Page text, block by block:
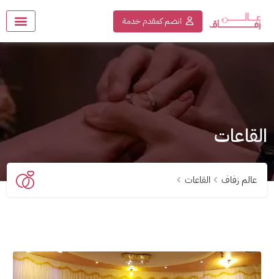
انضم كمقدم خدمة
القاعات
عالم زفاف القاعات